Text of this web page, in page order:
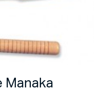
Manaka